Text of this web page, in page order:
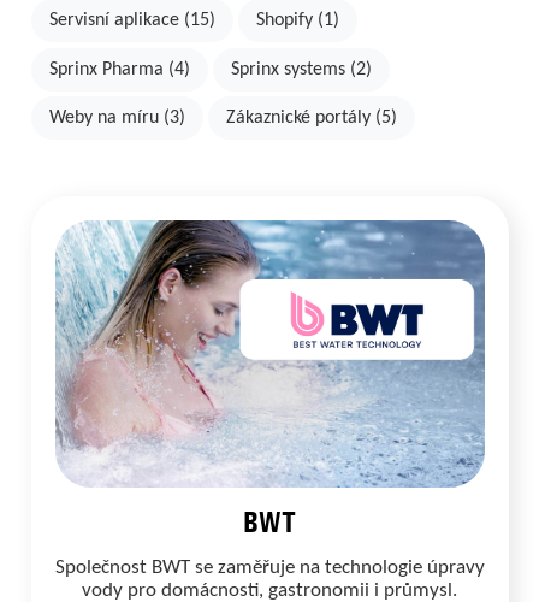
Servisní aplikace (15) Shopify (1)
Sprinx Pharma (4) Sprinx systems (2)
Weby na míru (3) Zákaznické portály (5)
BWT
Společnost BWT se zaměřuje na technologie úpravy
vody pro domácnosti, gastronomii i průmysl.